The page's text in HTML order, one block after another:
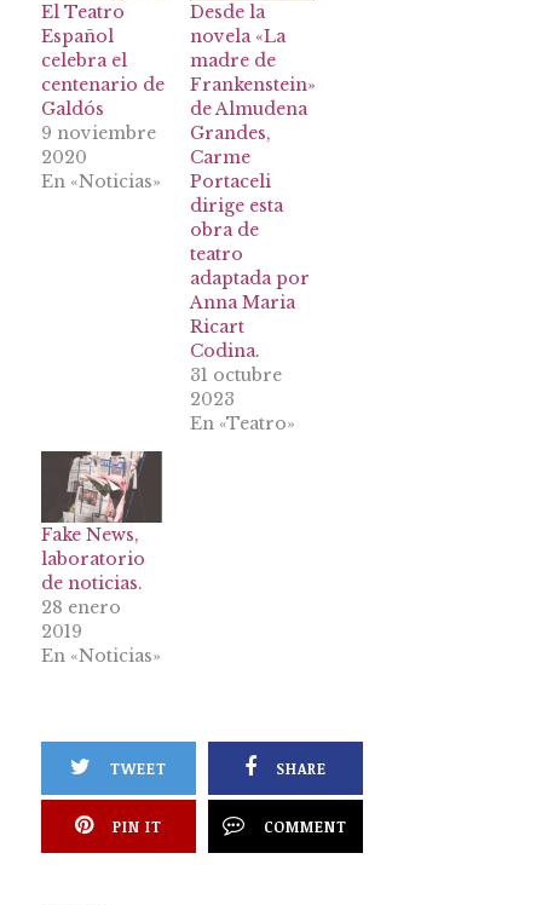
El Teatro
Español
celebra el
centenario de
Galdós
9 noviembre
2020
En «Noticias»
Desde la
novela «La
madre de
Frankenstein»
de Almudena
Grandes,
Carme
Portaceli
dirige esta
obra de
teatro
adaptada por
Anna Maria
Ricart
Codina.
31 octubre
2023
En «Teatro»
Fake News,
laboratorio
de noticias.
28 enero
2019
En «Noticias»
TWEET SHARE
PIN IT COMMENT